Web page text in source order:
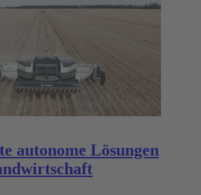
autonome Lösungen